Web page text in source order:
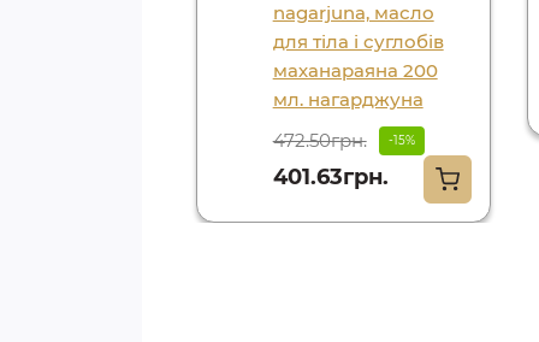
nagarjuna, масло
для тіла і суглобів
маханараяна 200
мл. нагарджуна
472.50грн.
-15%
401.63грн.